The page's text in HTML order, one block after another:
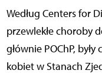
Według Centers for
przewlekłe choroby
głównie POChP,
kobiet w Stanach